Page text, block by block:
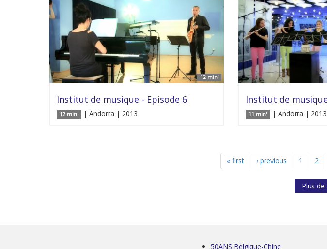
12 min'
Institut de musique - Episode 6
12 min' | Andorra | 2013
Institut de
11 min' | Andorra | 2013
« first ‹ previous 1 2
Plus de
50ANS Belgique-Chine